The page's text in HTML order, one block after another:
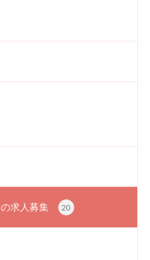
求人募集 20